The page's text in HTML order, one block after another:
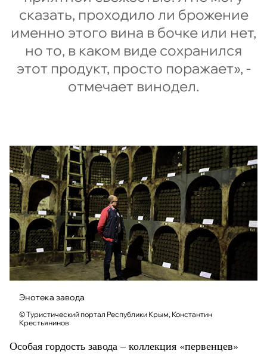
сказать, проходило ли брожение
именно этого вина в бочке или нет,
но то, в каком виде сохранился
этот продукт, просто поражает», -
отмечает винодел.
Энотека завода
© Туристический портал Республики Крым, Константин
Крестьянинов
Особая гордость завода – коллекция «первенцев»